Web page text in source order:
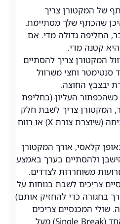
של המקטורן צריך
שהכתף שלך מסתיימת.
החליפה גדולה מדי. אם
קטנה מדי.
המקטורן צריך להסתיים
סנטימטר וחצי משרוול
יבצבץ החוצה.
כשהכפתור העליון (בחליפת
המקטורן צריך לשבת חלק
על החזה ללא מתיחה (שיוצרת צורת X) או רווח
קלאסי, אורך המקטורן
ולהסתיים בערך באמצע
משוחררות לצדדים.
צריכים לשבת בנוחות על
בחגורה כדי להחזיק אותם)
שולי המכנסיים צריכים
ליצור “שבר” קל אחד (Single Break) מעל